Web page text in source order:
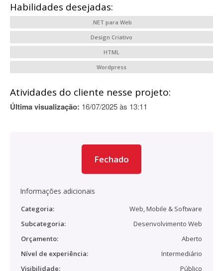
Habilidades desejadas:
.NET para Web
Design Criativo
HTML
Wordpress
Atividades do cliente nesse projeto:
Última visualização: 16/07/2025 às 13:11
Fechado
Informações adicionais
Categoria:
Web, Mobile & Software
Subcategoria:
Desenvolvimento Web
Orçamento:
Aberto
Nível de experiência:
Intermediário
Visibilidade:
Público